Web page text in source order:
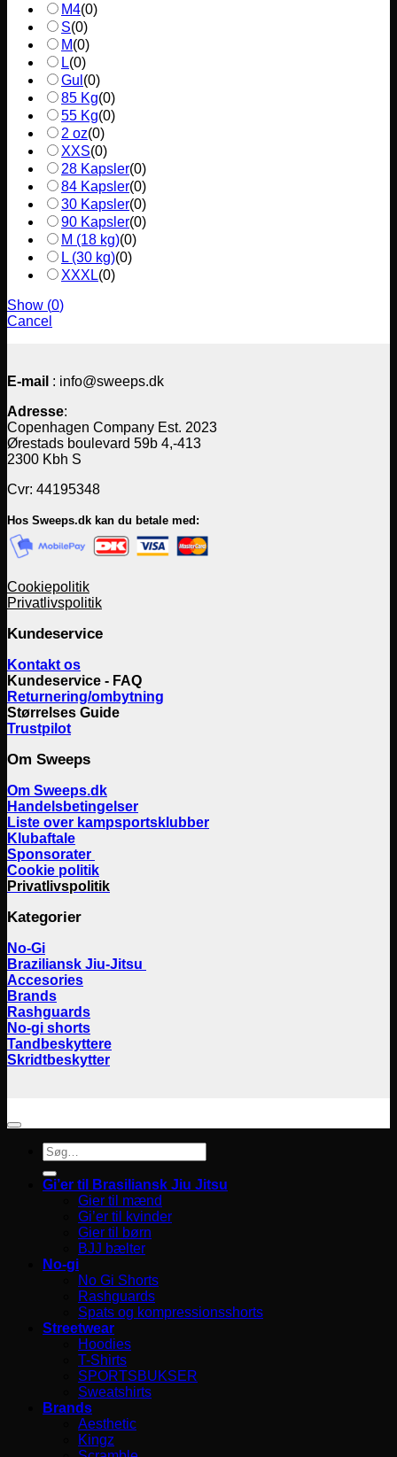
M4(0)
S(0)
M(0)
L(0)
Gul (0)
85 Kg(0)
55 Kg(0)
2 oz(0)
XXS(0)
28 Kapsler(0)
84 Kapsler(0)
30 Kapsler(0)
90 Kapsler(0)
M (18 kg)(0)
L (30 kg)(0)
XXXL(0)
Show (0)
Cancel
E-mail : info@sweeps.dk
Adresse:
Copenhagen Company Est. 2023
Ørestads boulevard 59b 4,-413
2300 Kbh S
Cvr: 44195348
Hos Sweeps.dk kan du betale med:
Cookiepolitik
Privatlivspolitik
Kundeservice
Kontakt os
Kundeservice - FAQ
Returnering/ombytning
Størrelses Guide
Trustpilot
Om Sweeps
Om Sweeps.dk
Handelsbetingelser
Liste over kampsportsklubber
Klubaftale
Sponsorater
Cookie politik
Privatlivspolitik
Kategorier
No-Gi
Braziliansk Jiu-Jitsu
Accesories
Brands
Rashguards
No-gi shorts
Tandbeskyttere
Skridtbeskytter
Søg
efter:
Gi’er til Brasiliansk Jiu Jitsu
Gier til mænd
Gi’er til kvinder
Gier til børn
BJJ bælter
No-gi
No Gi Shorts
Rashguards
Spats og kompressionsshorts
Streetwear
Hoodies
T-Shirts
SPORTSBUKSER
Sweatshirts
Brands
Aesthetic
Kingz